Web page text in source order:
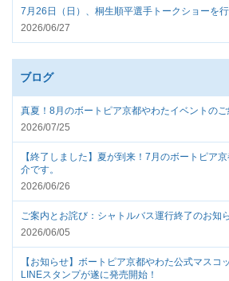
ブログ
真夏！8月のボートピア京都やわたイベントの
2026/07/25
【終了しました】夏が到来！7月のボートピア
介です。
2026/06/26
ご案内とお詫び：シャトルバス運行終了のお知
2026/06/05
【お知らせ】ボートピア京都やわた公式マスコ
LINEスタンプが遂に発売開始！
7月26日（日）、桐生順平選手トークショーを
2026/06/27